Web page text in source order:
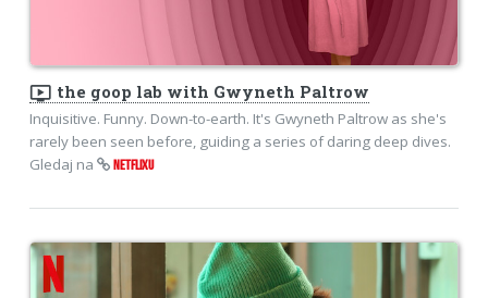
ondemand_video the goop lab with Gwyneth Paltrow
Inquisitive. Funny. Down-to-earth. It's Gwyneth Paltrow as she's
rarely been seen before, guiding a series of daring deep dives.
Gledaj na
NETFLIXU